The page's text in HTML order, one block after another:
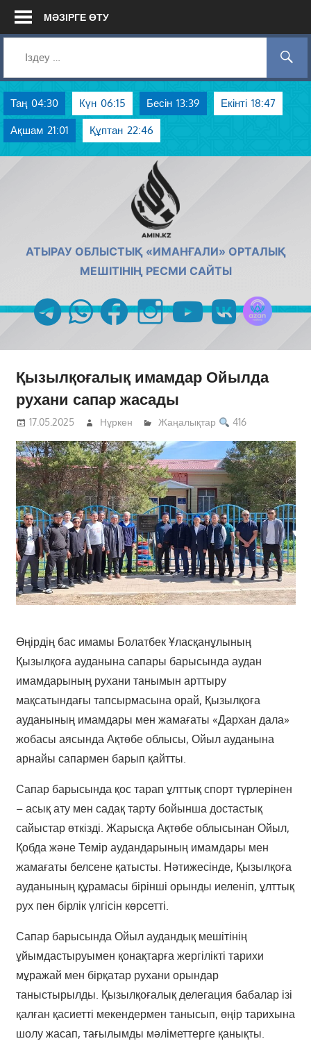
Skip
МӘЗІРГЕ ӨТУ
Таң 04:30 Күн 06:15 Бесін 13:39 Екінті 18:47
Ақшам 21:01 Құптан 22:46
АТЫРАУ ОБЛЫСТЫҚ «ИМАНҒАЛИ» ОРТАЛЫҚ
МЕШІТІНІҢ РЕСМИ САЙТЫ
telegramwhatsappfacebookinstagramyoutubevk
Қызылқоғалық имамдар Ойылда
рухани сапар жасады
17.05.2025 Нұркен Жаңалықтар 416
Өңірдің бас имамы Болатбек Ұласқанұлының
Қызылқоға ауданына сапары барысында аудан
имамдарының рухани танымын арттыру
мақсатындағы тапсырмасына орай, Қызылқоға
ауданының имамдары мен жамағаты «Дархан дала»
жобасы аясында Ақтөбе облысы, Ойыл ауданына
арнайы сапармен барып қайтты.
Сапар барысында қос тарап ұлттық спорт түрлерінен
– асық ату мен садақ тарту бойынша достастық
сайыстар өткізді. Жарысқа Ақтөбе облысынан Ойыл,
Қобда және Темір аудандарының имамдары мен
жамағаты белсене қатысты. Нәтижесінде, Қызылқоға
ауданының құрамасы бірінші орынды иеленіп, ұлттық
рух пен бірлік үлгісін көрсетті.
Сапар барысында Ойыл аудандық мешітінің
ұйымдастыруымен қонақтарға жергілікті тарихи
мұражай мен бірқатар рухани орындар
таныстырылды. Қызылқоғалық делегация бабалар ізі
қалған қасиетті мекендермен танысып, өңір тарихына
шолу жасап, тағылымды мәліметтерге қанықты.